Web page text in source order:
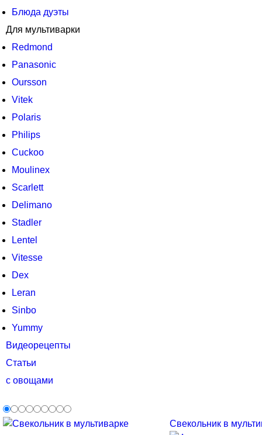
Блюда дуэты
Для мультиварки
Redmond
Panasonic
Oursson
Vitek
Polaris
Philips
Cuckoo
Moulinex
Scarlett
Delimano
Stadler
Lentel
Vitesse
Dex
Leran
Sinbo
Yummy
Видеорецепты
Статьи
с овощами
Свекольник в